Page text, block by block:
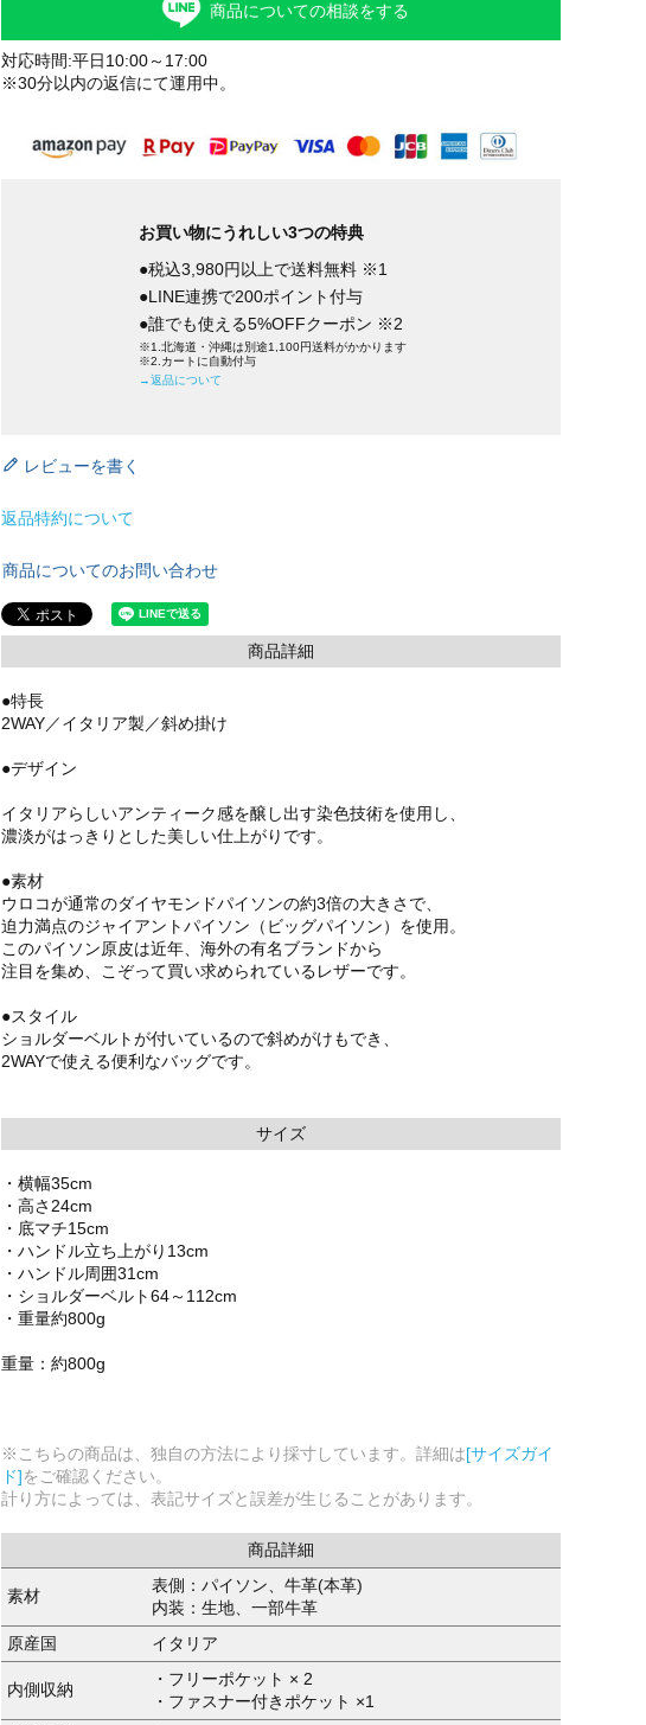
商品についての相談をする
対応時間:平日10:00～17:00
※30分以内の返信にて運用中。
お買い物にうれしい3つの特典
●税込3,980円以上で送料無料 ※1
●LINE連携で200ポイント付与
●誰でも使える5%OFFクーポン ※2
※1.北海道・沖縄は別途1,100円送料がかかります
※2.カートに自動付与
→返品について
レビューを書く
返品特約について
商品についてのお問い合わせ
商品詳細
●特長
2WAY／イタリア製／斜め掛け
●デザイン
イタリアらしいアンティーク感を醸し出す染色技術を使用し、
濃淡がはっきりとした美しい仕上がりです。
●素材
ウロコが通常のダイヤモンドパイソンの約3倍の大きさで、
迫力満点のジャイアントパイソン（ビッグパイソン）を使用。
このパイソン原皮は近年、海外の有名ブランドから
注目を集め、こぞって買い求められているレザーです。
●スタイル
ショルダーベルトが付いているので斜めがけもでき、
2WAYで使える便利なバッグです。
サイズ
・横幅35cm
・高さ24cm
・底マチ15cm
・ハンドル立ち上がり13cm
・ハンドル周囲31cm
・ショルダーベルト64～112cm
・重量約800g
重量：約800g
※こちらの商品は、独自の方法により採寸しています。詳細は[サイズガイ
ド]をご確認ください。
計り方によっては、表記サイズと誤差が生じることがあります。
商品詳細
素材
表側：パイソン、牛革(本革)
内装：生地、一部牛革
原産国
イタリア
内側収納
・フリーポケット × 2
・ファスナー付きポケット ×1